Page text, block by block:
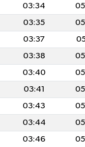
03:34
03:35
03:37
03:38
03:40
03:41
03:43
03:44
03:46